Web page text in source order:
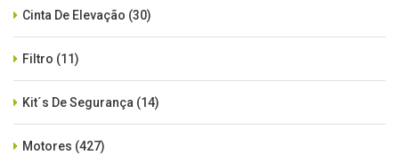
Cinta De Elevação (30)
Filtro (11)
Kit´s De Segurança (14)
Motores (427)